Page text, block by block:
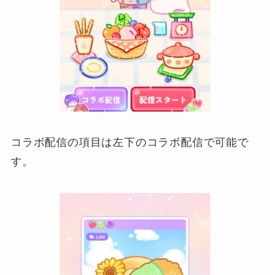
コラボ配信の項目は左下のコラボ配信で可能で
す。